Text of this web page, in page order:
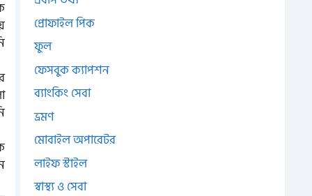
প্রোফাইল পিক
ফুল
ফেসবুক ক্যাপশন
ব্যাংকিং সেবা
ভ্রমণ
মোবাইল অপারেটর
লাইফ স্টাইল
স্বাস্থ্য ও সেবা